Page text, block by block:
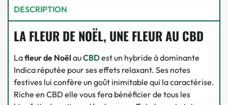
DESCRIPTION
LA FLEUR DE NOËL, UNE FLEUR AU CBD
Lafleur de Noël auCBDest un hybride à dominante
Indica réputée pour ses effets relaxant. Ses notes
festives lui confère un goût inimitable qui la caractérise.
Riche en CBD elle vous fera bénéficier de tous les